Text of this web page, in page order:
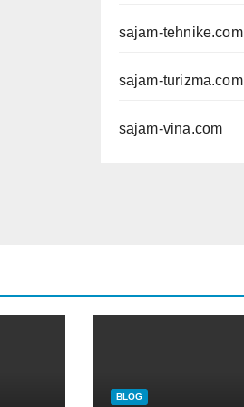
sajam-tehnike.com
sajam-turizma.com
sajam-vina.com
BLOG